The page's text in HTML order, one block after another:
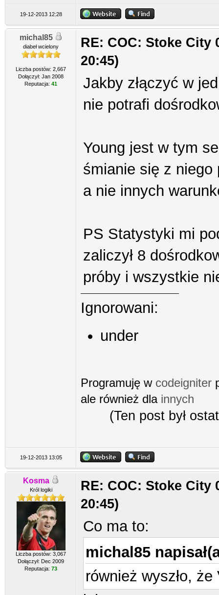
19-12-2013 12:28
michal85
diabeł wcielony
Liczba postów: 2,667
Dołączył: Jan 2008
Reputacja: 41
RE: COC: Stoke City
20:45)
Jakby złączyć w
nie potrafi
Young jest w tym
śmianie się z
a nie innych
PS Statystyki mi
zaliczył 8
próby i wszystkie
Ignorowani:
under
Programuję w codeigniter
ale również dla innych
(Ten post był
19-12-2013 13:05
Kosma
Król logiki
Liczba postów: 3,067
Dołączył: Dec 2009
Reputacja: 73
RE: COC: Stoke City
20:45)
Co ma to:
michal85
również wyszło,